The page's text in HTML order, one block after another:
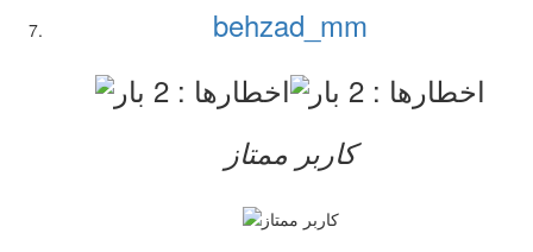
behzad_mm
کاربر ممتاز